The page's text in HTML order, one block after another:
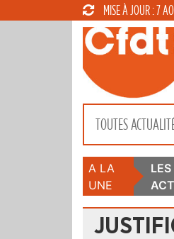
MISE À JOUR : 7
TOUTES
A LA
UNE